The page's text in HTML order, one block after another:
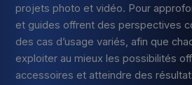
projets photo et vidéo. Pour
et guides offrent des perspectives
des cas d’usage variés, afin que
exploiter au mieux les possibilités
accessoires et atteindre des